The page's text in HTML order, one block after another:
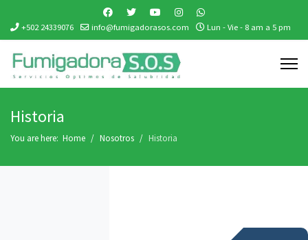
+502 24339076 info@fumigadorasos.com Lun - Vie - 8 am a 5 pm
Historia
You are here: Home Nosotros Historia